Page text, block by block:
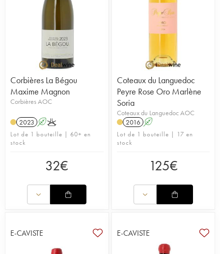
Corbières La Bégou
Maxime Magnon
Corbières AOC
2023 AK
Lot de 1 bouteille | 60+ en
stock
32€
Coteaux du Languedoc
Peyre Rose Oro Marlène
Soria
Coteaux du Languedoc AOC
2016 A
Lot de 1 bouteille | 17 en
stock
125€
E-CAVISTE E-CAVISTE